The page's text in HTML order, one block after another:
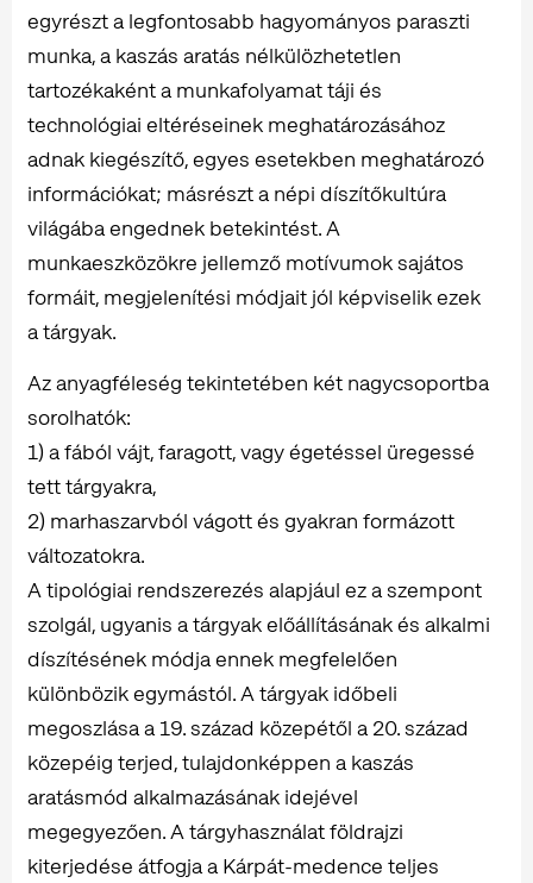
egyrészt a legfontosabb hagyományos paraszti
munka, a kaszás aratás nélkülözhetetlen
tartozékaként a munkafolyamat táji és
technológiai eltéréseinek meghatározásához
adnak kiegészítő, egyes esetekben meghatározó
információkat; másrészt a népi díszítőkultúra
világába engednek betekintést. A
munkaeszközökre jellemző motívumok sajátos
formáit, megjelenítési módjait jól képviselik ezek
a tárgyak.
Az anyagféleség tekintetében két nagycsoportba
sorolhatók:
1) a fából vájt, faragott, vagy égetéssel üregessé
tett tárgyakra,
2) marhaszarvból vágott és gyakran formázott
változatokra.
A tipológiai rendszerezés alapjául ez a szempont
szolgál, ugyanis a tárgyak előállításának és alkalmi
díszítésének módja ennek megfelelően
különbözik egymástól. A tárgyak időbeli
megoszlása a 19. század közepétől a 20. század
közepéig terjed, tulajdonképpen a kaszás
aratásmód alkalmazásának idejével
megegyezően. A tárgyhasználat földrajzi
kiterjedése átfogja a Kárpát-medence teljes